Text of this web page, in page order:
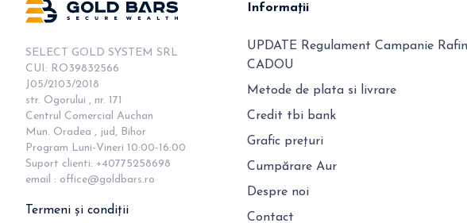
SELECT GOLD SYSTEM SRL
CUI: RO39832566
J05/2103/2018
str. Ogorului , nr. 171
Centrul Comercial Auchan
Mun. Oradea , jud, Bihor
Program Luni-Vineri 10:00-16:00
Suport clienti: +40775258698
email : office@goldbars.ro
Termeni și condiții
Informații
UPDATE Regulament Campanie
CADOU
Metode de plata si livrare
Credit tbi bank
Grafic prețuri
Cumpărare Aur
Despre noi
Contact